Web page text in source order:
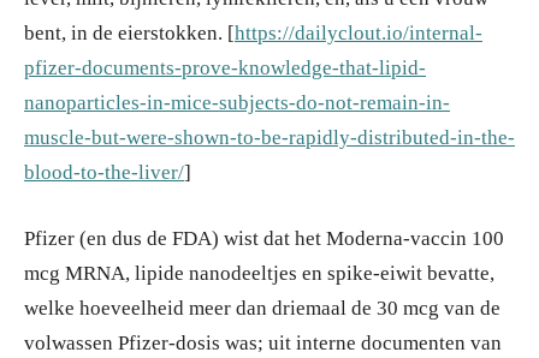
bent, in de eierstokken. [https://dailyclout.io/internal-
pfizer-documents-prove-knowledge-that-lipid-
nanoparticles-in-mice-subjects-do-not-remain-in-
muscle-but-were-shown-to-be-rapidly-distributed-in-the-
blood-to-the-liver/]
Pfizer (en dus de FDA) wist dat het Moderna-vaccin 100
mcg MRNA, lipide nanodeeltjes en spike-eiwit bevatte,
welke hoeveelheid meer dan driemaal de 30 mcg van de
volwassen Pfizer-dosis was; uit interne documenten van